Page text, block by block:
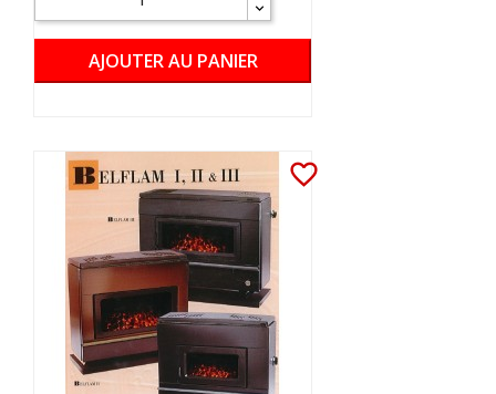
AJOUTER AU PANIER
favorite_border